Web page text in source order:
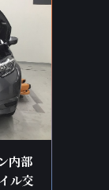
内部
ル交